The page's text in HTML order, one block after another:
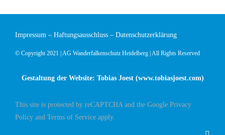
Impressum – Haftungsausschluss – Datenschutzerklärung
© Copyright 2021 | AG Wanderfalkenschutz Heidelberg | All Rights Reserved
Gestaltung der Website: Tobias Joest (www.tobiasjoest.com)
This site is protected by reCAPTCHA and the Google Privacy
Policy and Terms of Service apply.